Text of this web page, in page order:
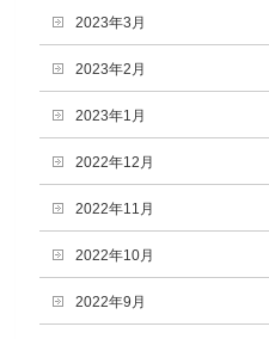
2023年3月
2023年2月
2023年1月
2022年12月
2022年11月
2022年10月
2022年9月